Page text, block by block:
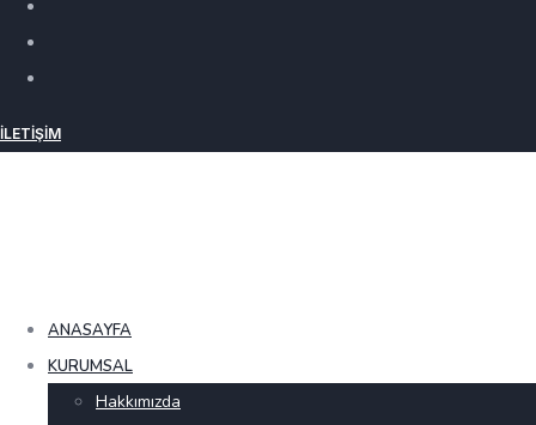
İLETIŞIM
ANASAYFA
KURUMSAL
Hakkımızda